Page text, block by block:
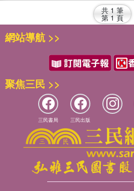
共 1 筆
第 1 頁
網站導航 >>
聚焦三民 >>
三民書局 三民出版